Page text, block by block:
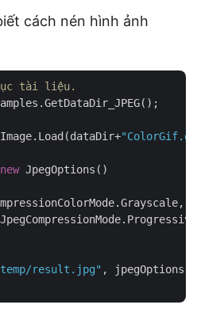
cách nén hình ảnh
tài liệu.
new JpegOptions()
result.jpg" , jpegOptions);